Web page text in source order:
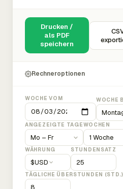
Drucken /
als PDF
speichern
Rechneroptionen
WOCHE VOM WOCHE
ANGEZEIGTE TAGEWOCHEN
WÄHRUNG
$USD
STUNDENSATZ
TÄGLICHE ÜBERSTUNDEN (STD.)